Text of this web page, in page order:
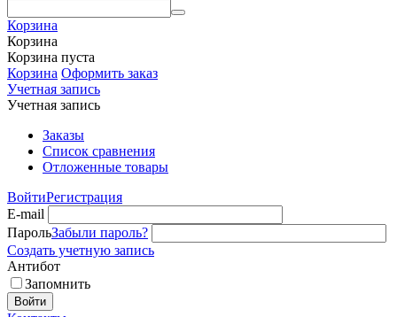
Корзина
Корзина
Корзина пуста
Корзина Оформить заказ
Учетная запись
Учетная запись
Заказы
Список сравнения
Отложенные товары
ВойтиРегистрация
E-mail
ПарольЗабыли пароль?
Создать учетную запись
Антибот
Запомнить
Войти